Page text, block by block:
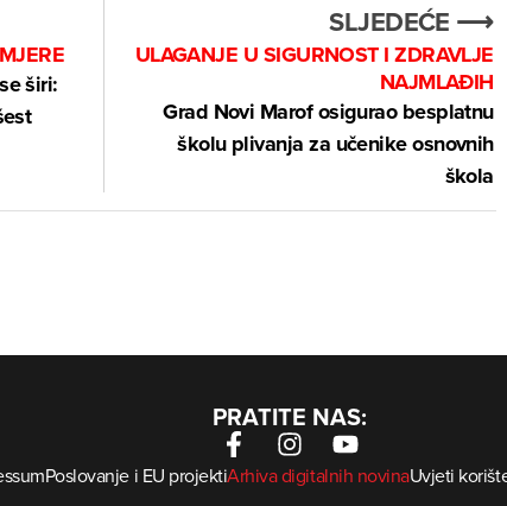
širi:
SLJEDEĆE ⟶
ULAGANJE U SIGURNOST I ZDRAVLJE
NAJMLAĐIH
Grad Novi Marof osigurao besplatnu
školu plivanja za učenike osnovnih
škola
PRATITE NAS:
Poslovanje i EU projektiArhiva digitalnih novinaUvjeti